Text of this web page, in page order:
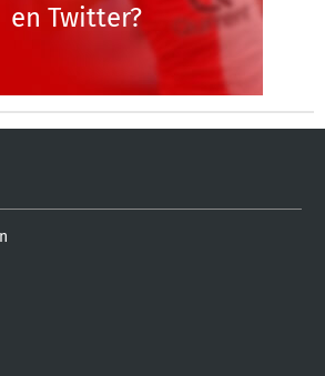
en Twitter?